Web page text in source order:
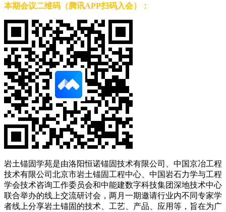
本期会议二维码（腾讯APP扫码入会）：
岩土锚固学苑是由洛阳恒诺锚固技术有限公司、中国京冶工程
技术有限公司北京市岩土锚固工程中心、中国岩石力学与工程
学会技术咨询工作委员会和中能建数字科技集团深地技术中心
联合举办的线上交流研讨会，两月一期邀请行业内不同专家学
者线上分享岩土锚固的技术、工艺、产品、应用等，旨在为广